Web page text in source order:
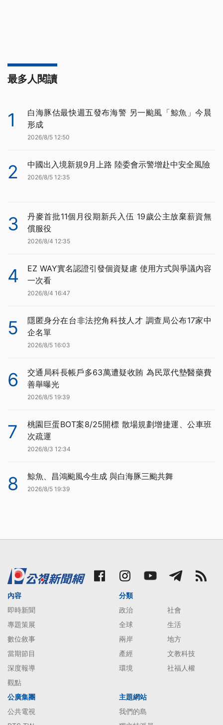
最多人閱讀
1
白海豚估最快週五發布海警 另一颱風「鯨魚」今晨
形成
2026/8/5 12:50
2 中國出入境新規9月上路 陸委會示警增赴中安全風險
2026/8/5 12:35
3
丹麥首批11個月役期新兵入伍 19歲公主放棄薪資無
償服役
2026/8/4 12:35
4
EZ WAY實名認證引發個資疑慮 使用方式與爭議內容
一次看
2026/8/4 16:47
5
隱匿身分在台非法挖角科技人才 調查局公布17家中
企名單
2026/8/5 16:03
6
交通局科長帳戶多63萬遭疑收賄 為民眾代墊醫藥費
善舉曝光
2026/8/5 19:39
7
桃園巨蛋BOT案8/25開標 散場規劃增捷運、公車班
次疏運
2026/8/3 12:34
8 鯨魚、昌鴻颱風今生成 與白海豚三颱共舞
2026/8/5 19:39
內容
即時新聞
專題策展
數位敘事
當期節目
深度報導
觀點
分類
政治
社會
全球
生活
兩岸
地方
產經
文教科技
環境
社福人權
公廣集團
公共電視
主題網站
我們的島